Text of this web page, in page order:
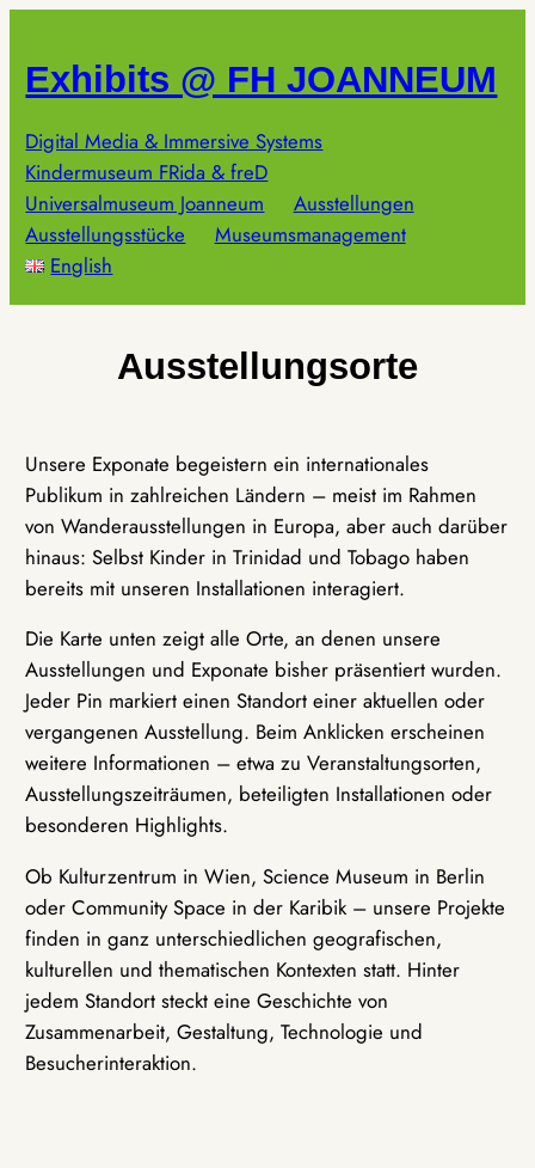
springen
Exhibits @ FH JOANNEUM
Digital Media & Immersive Systems
Kindermuseum FRida & freD
Universalmuseum Joanneum
Ausstellungen
Ausstellungsstücke
Museumsmanagement
English
Ausstellungsorte
Unsere Exponate begeistern ein internationales
Publikum in zahlreichen Ländern – meist im Rahmen
von Wanderausstellungen in Europa, aber auch darüber
hinaus: Selbst Kinder in Trinidad und Tobago haben
bereits mit unseren Installationen interagiert.
Die Karte unten zeigt alle Orte, an denen unsere
Ausstellungen und Exponate bisher präsentiert wurden.
Jeder Pin markiert einen Standort einer aktuellen oder
vergangenen Ausstellung. Beim Anklicken erscheinen
weitere Informationen – etwa zu Veranstaltungsorten,
Ausstellungszeiträumen, beteiligten Installationen oder
besonderen Highlights.
Ob Kulturzentrum in Wien, Science Museum in Berlin
oder Community Space in der Karibik – unsere Projekte
finden in ganz unterschiedlichen geografischen,
kulturellen und thematischen Kontexten statt. Hinter
jedem Standort steckt eine Geschichte von
Zusammenarbeit, Gestaltung, Technologie und
Besucherinteraktion.